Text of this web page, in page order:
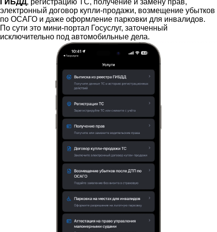
электронный договор купли-продажи, возмещение убытков
по ОСАГО и даже оформление парковки для инвалидов.
По сути это мини-портал Госуслуг, заточенный
исключительно под автомобильные дела.